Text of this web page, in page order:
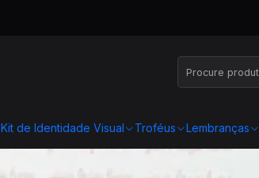
Kit de Identidade Visual Troféus Lembranças